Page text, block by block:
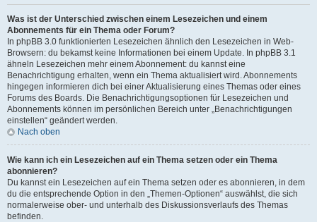
Was ist der Unterschied zwischen einem Lesezeichen und einem
Abonnements für ein Thema oder Forum?
In phpBB 3.0 funktionierten Lesezeichen ähnlich den Lesezeichen in Web-
Browsern: du bekamst keine Informationen bei einem Update. In phpBB 3.1
ähneln Lesezeichen mehr einem Abonnement: du kannst eine
Benachrichtigung erhalten, wenn ein Thema aktualisiert wird. Abonnements
hingegen informieren dich bei einer Aktualisierung eines Themas oder eines
Forums des Boards. Die Benachrichtigungsoptionen für Lesezeichen und
Abonnements können im persönlichen Bereich unter „Benachrichtigungen
einstellen“ geändert werden.
Nach oben
Wie kann ich ein Lesezeichen auf ein Thema setzen oder ein Thema
abonnieren?
Du kannst ein Lesezeichen auf ein Thema setzen oder es abonnieren, in dem
du die entsprechende Option in den „Themen-Optionen“ auswählst, die sich
normalerweise ober- und unterhalb des Diskussionsverlaufs des Themas
befinden.